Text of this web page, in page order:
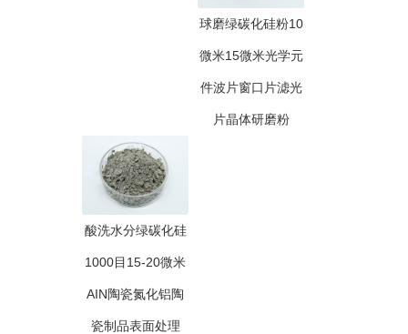
球磨绿碳化硅粉10
微米15微米光学元
件波片窗口片滤光
片晶体研磨粉
酸洗水分绿碳化硅
1000目15-20微米
AIN陶瓷氮化铝陶
瓷制品表面处理